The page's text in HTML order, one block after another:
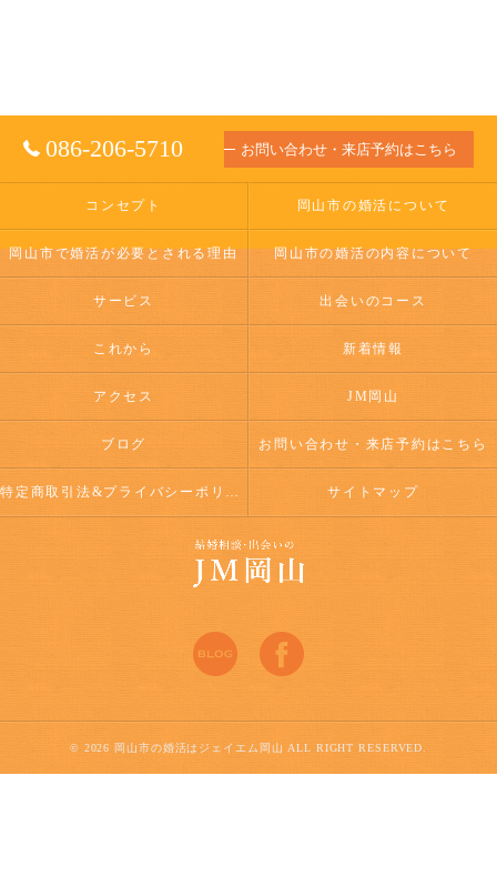
086-206-5710 お問い合わせ・来店予約はこちら
コンセプト 岡山市の婚活について
岡山市で婚活が必要とされる理由 岡山市の婚活の内容について
サービス 出会いのコース
これから 新着情報
アクセス JM岡山
ブログ お問い合わせ・来店予約はこちら
特定商取引法&プライバシーポリシー サイトマップ
© 2026 岡山市の婚活はジェイエム岡山 ALL RIGHT RESERVED.